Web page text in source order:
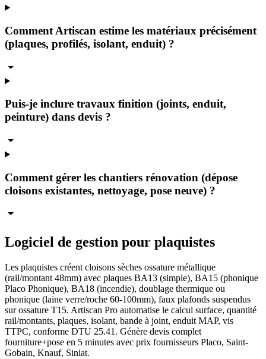
Comment Artiscan estime les matériaux précisément
(plaques, profilés, isolant, enduit) ?
Puis-je inclure travaux finition (joints, enduit,
peinture) dans devis ?
Comment gérer les chantiers rénovation (dépose
cloisons existantes, nettoyage, pose neuve) ?
Logiciel de gestion pour plaquistes
Les plaquistes créent cloisons sèches ossature métallique
(rail/montant 48mm) avec plaques BA13 (simple), BA15 (phonique
Placo Phonique), BA18 (incendie), doublage thermique ou
phonique (laine verre/roche 60-100mm), faux plafonds suspendus
sur ossature T15. Artiscan Pro automatise le calcul surface, quantité
rail/montants, plaques, isolant, bande à joint, enduit MAP, vis
TTPC, conforme DTU 25.41. Génère devis complet
fourniture+pose en 5 minutes avec prix fournisseurs Placo, Saint-
Gobain, Knauf, Siniat.